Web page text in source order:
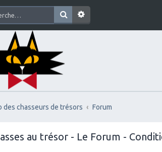
des chasseurs de trésors Forum
au trésor - Le Forum -